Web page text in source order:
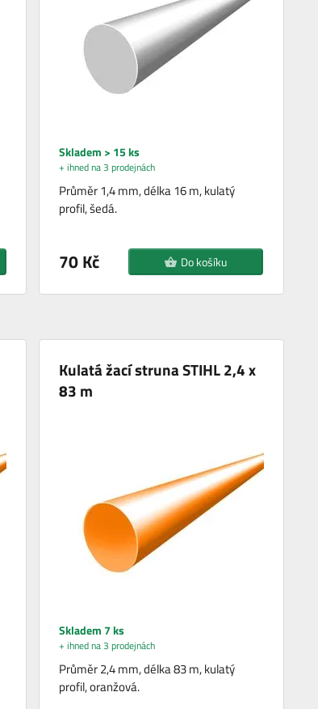
Skladem > 15 ks
+ ihned na 3 prodejnách
Průměr 1,4 mm, délka 16 m, kulatý
profil, šedá.
70 Kč Do košíku
Kulatá žací struna STIHL 2,4 x
83 m
Skladem 7 ks
+ ihned na 3 prodejnách
Průměr 2,4 mm, délka 83 m, kulatý
profil, oranžová.